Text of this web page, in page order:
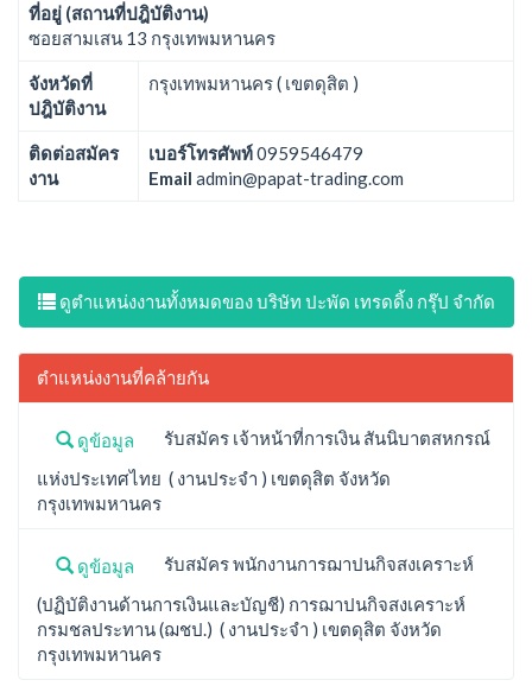
ที่อยู่ (สถานที่ปฎิบัติงาน)
ซอยสามเสน 13 กรุงเทพมหานคร
จังหวัดที่
ปฎิบัติงาน
กรุงเทพมหานคร ( เขตดุสิต )
ติดต่อสมัคร
งาน
เบอร์โทรศัพท์0959546479
Email admin@papat-trading.com
ดูตำแหน่งงานทั้งหมดของ บริษัท ปะพัด เทรดดิ้ง กรุ๊ป จํากัด
ตำแหน่งงานที่คล้ายกัน
ดูข้อมูล
รับสมัคร เจ้าหน้าที่การเงิน สันนิบาตสหกรณ์
แห่งประเทศไทย ( งานประจำ ) เขตดุสิต จังหวัด
กรุงเทพมหานคร
ดูข้อมูล
รับสมัคร พนักงานการฌาปนกิจสงเคราะห์
(ปฏิบัติงานด้านการเงินและบัญชี) การฌาปนกิจสงเคราะห์
กรมชลประทาน (ฌชป.) ( งานประจำ ) เขตดุสิต จังหวัด
กรุงเทพมหานคร